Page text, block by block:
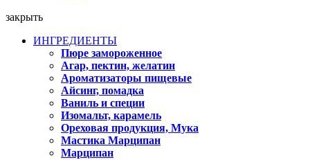
закрыть
ИНГРЕДИЕНТЫ
Пюре замороженное
Агар, пектин, желатин
Ароматизаторы пищевые
Айсинг, помадка
Ваниль и специи
Изомальт, карамель
Ореховая продукция, Мука
Мастика Марципан
Марципан